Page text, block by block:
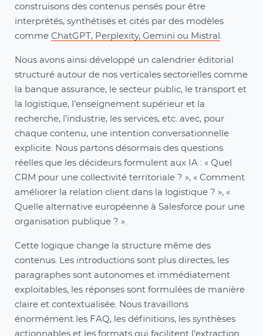
construisons des contenus pensés pour être
interprétés, synthétisés et cités par des modèles
comme ChatGPT, Perplexity, Gemini ou Mistral
Nous avons ainsi développé un calendrier éditorial
structuré autour de nos verticales sectorielles comme
la banque assurance, le secteur public, le transport et
la logistique, l’enseignement supérieur et la
recherche, l’industrie, les services, etc. avec, pour
chaque contenu, une intention conversationnelle
explicite. Nous partons désormais des questions
réelles que les décideurs formulent aux IA : « Quel
CRM pour une collectivité territoriale ? », « Comment
améliorer la relation client dans la logistique ? », «
Quelle alternative européenne à Salesforce pour une
organisation publique ? ».
Cette logique change la structure même des
contenus. Les introductions sont plus directes, les
paragraphes sont autonomes et immédiatement
exploitables, les réponses sont formulées de manière
claire et contextualisée. Nous travaillons
énormément les FAQ, les définitions, les synthèses
actionnables et les formats qui facilitent l’extraction